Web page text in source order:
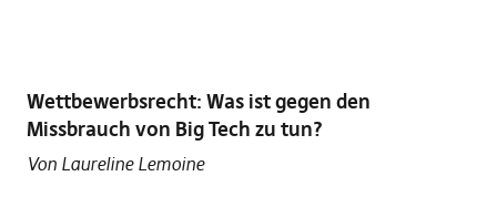
Wettbewerbsrecht: Was ist gegen den
Missbrauch von Big Tech zu tun?
Von Laureline Lemoine